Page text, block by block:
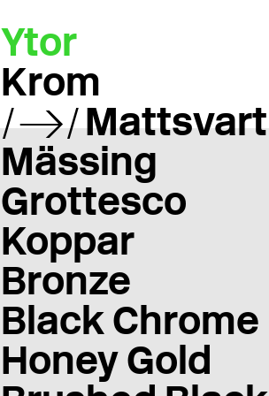
Ytor
Krom
Mattsvart
Mässing
Grottesco
Koppar
Bronze
Black Chrome
Honey Gold